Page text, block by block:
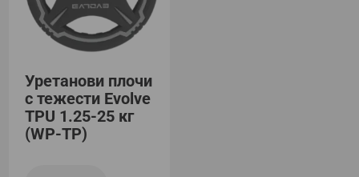
Уретанови плочи
с тежести Evolve
TPU 1.25-25 кг
(WP-TP)